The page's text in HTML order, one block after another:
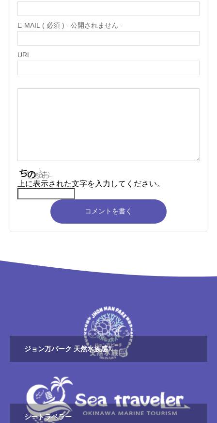
E-MAIL ( 必須 ) - 公開されません -
URL
上に表示された文字を入力してください。
コメントを書く
ジョン万パーク 天然水族感®
シートラベラー